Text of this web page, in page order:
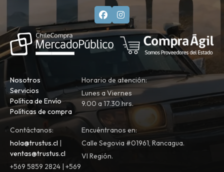
Nosotros
Servicios
Política de Envío
Políticas de compra
Horario de atención:
Lunes a Viernes
9.00 a 17.30 hrs.
Contáctanos:
hola@trustus.cl |
ventas@trustus.cl
+569 5859 2824 | +569
Encuéntranos en:
Calle Segovia #01961, Rancagua.
VI Región.